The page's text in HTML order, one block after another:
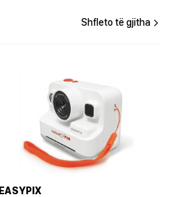
Shfleto të gjitha
EASYPIX